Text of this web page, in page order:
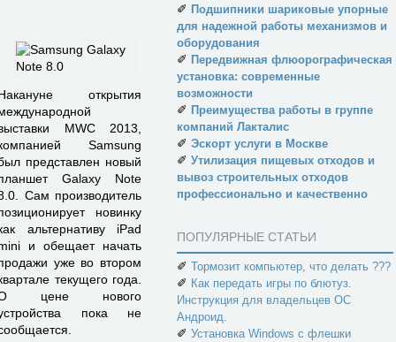
открытия
MWC 2013,
Samsung
представлен новый
Galaxy Note
Сам производитель
новинку
альтернативу iPad
и обещает начать
уже во втором
текущего года.
цене нового
пока не
✐ Подшипники шариковые упорные
для надежной работы механизмов и
оборудования
✐ Передвижная флюорографическая
установка: современные
возможности
✐ Преимущества работы в группе
компаний Лакталис
✐ Эскорт услуги в Москве
✐ Утилизация пищевых отходов и
вывоз строительных отходов
профессионально и качественно
ПОПУЛЯРНЫЕ СТАТЬИ
✐ Тормозит компьютер, что делать ???
✐ Как передать игры по блютуз.
Инструкция для владельцев ОС
Андроид.
✐ Установка Windows с флешки